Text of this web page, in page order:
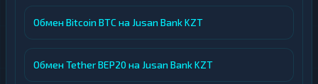
Обмен Bitcoin BTC на Jusan Bank KZT
Обмен Tether BEP20 на Jusan Bank KZT